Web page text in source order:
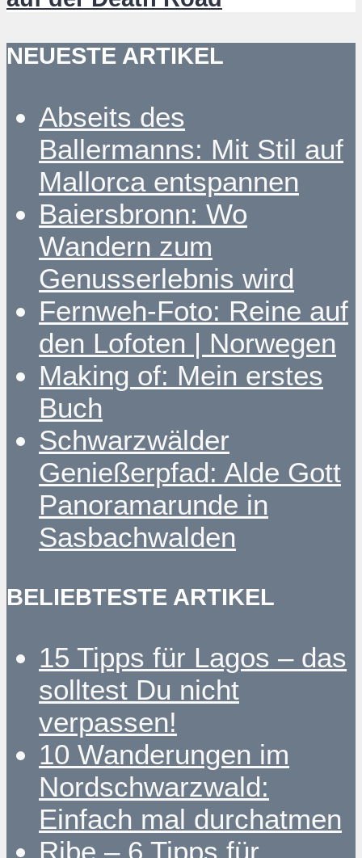
NEUESTE ARTIKEL
Abseits des
Ballermanns: Mit Stil auf
Mallorca entspannen
Baiersbronn: Wo
Wandern zum
Genusserlebnis wird
Fernweh-Foto: Reine auf
den Lofoten | Norwegen
Making of: Mein erstes
Buch
Schwarzwälder
Genießerpfad: Alde Gott
Panoramarunde in
Sasbachwalden
BELIEBTESTE ARTIKEL
15 Tipps für Lagos – das
solltest Du nicht
verpassen!
10 Wanderungen im
Nordschwarzwald:
Einfach mal durchatmen
Ribe – 6 Tipps für